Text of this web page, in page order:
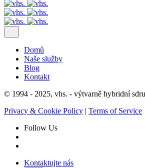
content
Domů
Naše služby
Blog
Kontakt
© 1994 - 2025, vhs. - výtvarně hybridní
Privacy & Cookie Policy | Terms of Service
Follow Us
Kontaktujte nás